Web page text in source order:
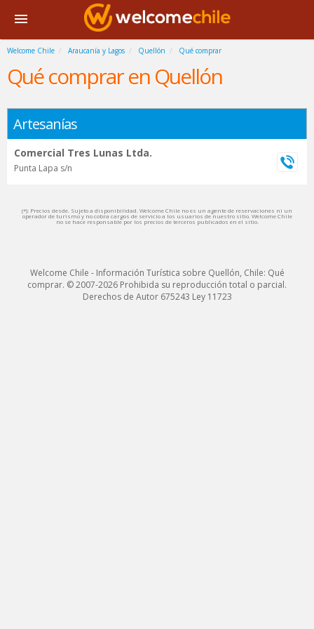
Welcome Chile Araucanía y Lagos Quellón Qué comprar
Qué comprar en Quellón
Artesanías
Comercial Tres Lunas Ltda.
Punta Lapa s/n
(*): Precios desde. Sujeto a disponibilidad. Welcome Chile no es un agente de reservaciones ni un
operador de turismo y no cobra cargos de servicio a los usuarios de nuestro sitio. Welcome Chile
no se hace responsable por los precios de terceros publicados en el sitio.
Welcome Chile - Información Turística sobre Quellón, Chile: Qué
comprar. © 2007-2026 Prohibida su reproducción total o parcial.
Derechos de Autor 675243 Ley 11723